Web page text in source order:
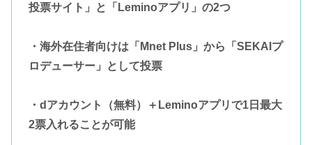
投票サイト」と「Leminoアプリ」の2つ
・海外在住者向けは「Mnet Plus」から「SEKAIプ
ロデューサー」として投票
・dアカウント（無料）＋Leminoアプリで1日最大
2票入れることが可能